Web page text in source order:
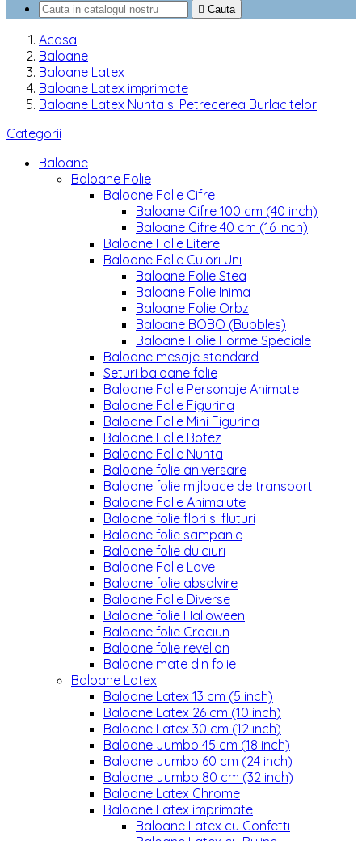
 Cauta
Acasa
Baloane
Baloane Latex
Baloane Latex imprimate
Baloane Latex Nunta si Petrecerea Burlacitelor
Categorii
Baloane
Baloane Folie
Baloane Folie Cifre
Baloane Cifre 100 cm (40 inch)
Baloane Cifre 40 cm (16 inch)
Baloane Folie Litere
Baloane Folie Culori Uni
Baloane Folie Stea
Baloane Folie Inima
Baloane Folie Orbz
Baloane BOBO (Bubbles)
Baloane Folie Forme Speciale
Baloane mesaje standard
Seturi baloane folie
Baloane Folie Personaje Animate
Baloane Folie Figurina
Baloane Folie Mini Figurina
Baloane Folie Botez
Baloane Folie Nunta
Baloane folie aniversare
Baloane folie mijloace de transport
Baloane Folie Animalute
Baloane folie flori si fluturi
Baloane folie sampanie
Baloane folie dulciuri
Baloane Folie Love
Baloane folie absolvire
Baloane Folie Diverse
Baloane folie Halloween
Baloane folie Craciun
Baloane folie revelion
Baloane mate din folie
Baloane Latex
Baloane Latex 13 cm (5 inch)
Baloane Latex 26 cm (10 inch)
Baloane Latex 30 cm (12 inch)
Baloane Jumbo 45 cm (18 inch)
Baloane Jumbo 60 cm (24 inch)
Baloane Jumbo 80 cm (32 inch)
Baloane Latex Chrome
Baloane Latex imprimate
Baloane Latex cu Confetti